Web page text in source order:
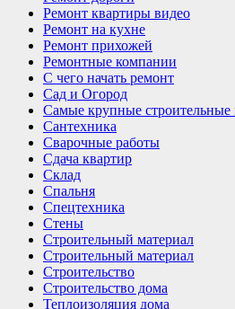
Ремонт квартиры видео
Ремонт на кухне
Ремонт прихожей
Ремонтные компании
С чего начать ремонт
Сад и Огород
Самые крупные
Сантехника
Сварочные работы
Сдача квартир
Склад
Спальня
Спецтехника
Стены
Строительный материал
Строительный материал
Строительство
Строительство дома
Теплоизоляция дома